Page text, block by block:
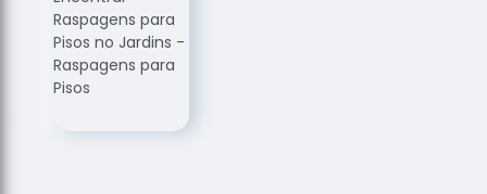
Loja de
Assoalhos
Raspagem
Assoalhos